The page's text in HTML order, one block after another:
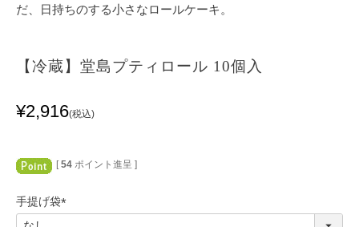
だ、日持ちのする小さなロールケーキ。
【冷蔵】堂島プティロール 10個入
¥2,916 税込
[ 54 ポイント進呈 ]
手提げ袋